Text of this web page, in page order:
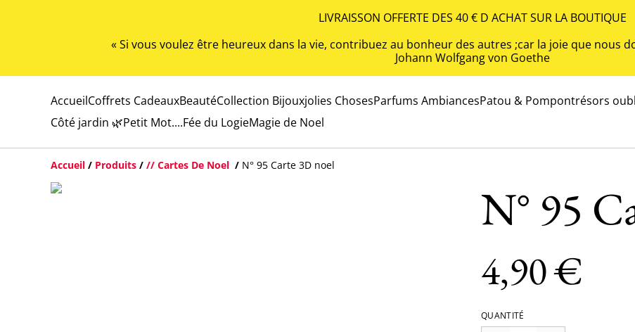
LIVRAISSON OFFERTE DES 40 € D ACHAT SUR LA BOUTIQUE
« Si vous voulez être heureux dans la vie, contribuez au bonheur des autres ;car la joie que nous
Johann Wolfgang von Goethe
AccueilCoffrets CadeauxBeautéCollection Bijouxjolies ChosesParfums AmbiancesPatou & Pompontrésors
Côté jardin 🌿Petit Mot....Fée du LogieMagie de Noel
Accueil / Produits / // Cartes De Noel / N° 95 Carte 3D noel
N° 95
4,90 €
QUANTITÉ